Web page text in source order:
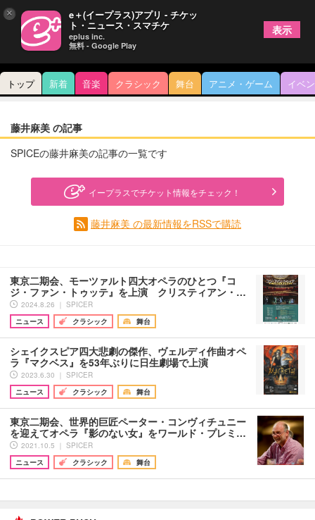
トップ 新着 音楽 クラシック 舞台 アニメ・ゲーム イベ
藤井麻美 の記事
SPICEの藤井麻美の記事の一覧です
イープラスでチケット情報をチェック！
藤井麻美 の最新情報をRSSで購読
東京二期会、モーツァルト四大オペラのひとつ『コ
ジ・ファン・トゥッテ』を上演 クリスティアン・…
2024.8.26 ｜ SPICER
ニュース
クラシック 舞台
シェイクスピア四大悲劇の傑作、ヴェルディ作曲オペ
ラ『マクベス』を53年ぶりに日生劇場で上演
2023.6.30 ｜ SPICER
ニュース
クラシック 舞台
東京二期会、世界的巨匠ペーター・コンヴィチュニー
を迎えてオペラ『影のない女』をワールド・プレミ…
2021.10.5 ｜ SPICER
ニュース
クラシック 舞台
× e＋(イープラス)アプリ - チケッ
ト・ニュース・スマチケ
eplus inc.
無料 - Google Play
表示